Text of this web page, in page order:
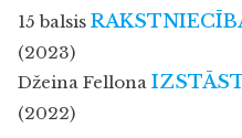
15 balsis
(2023)
Džeina Fellona
(2022)